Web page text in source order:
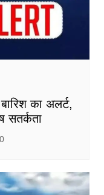
का अलर्ट,
सतर्कता
0